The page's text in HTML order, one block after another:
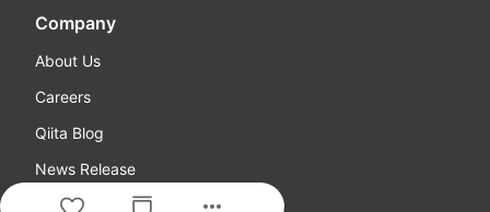
Company
About Us
Careers
Qiita Blog
News Release